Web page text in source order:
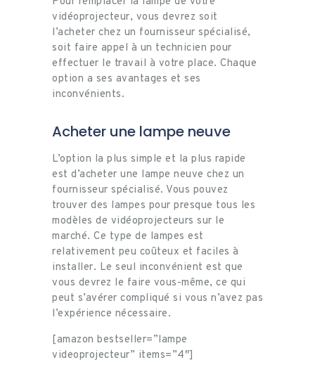
vidéoprojecteur, vous devrez soit
l’acheter chez un fournisseur spécialisé,
soit faire appel à un technicien pour
effectuer le travail à votre place. Chaque
option a ses avantages et ses
inconvénients.
Acheter une lampe neuve
L’option la plus simple et la plus rapide
est d’acheter une lampe neuve chez un
fournisseur spécialisé. Vous pouvez
trouver des lampes pour presque tous les
modèles de vidéoprojecteurs sur le
marché. Ce type de lampes est
relativement peu coûteux et faciles à
installer. Le seul inconvénient est que
vous devrez le faire vous-même, ce qui
peut s’avérer compliqué si vous n’avez pas
l’expérience nécessaire.
[amazon bestseller=”lampe
videoprojecteur” items=”4″]